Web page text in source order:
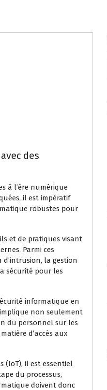
des
à l’ère numérique
il est impératif
robustes pour
et de pratiques visant
Parmi ces
la gestion
sécurité pour les
informatique en
non seulement
du personnel sur les
d’accès aux
(IoT), il est essentiel
du processus,
doivent donc